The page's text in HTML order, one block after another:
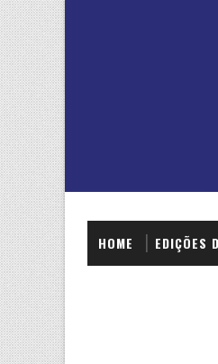
HOME EDIÇÕES